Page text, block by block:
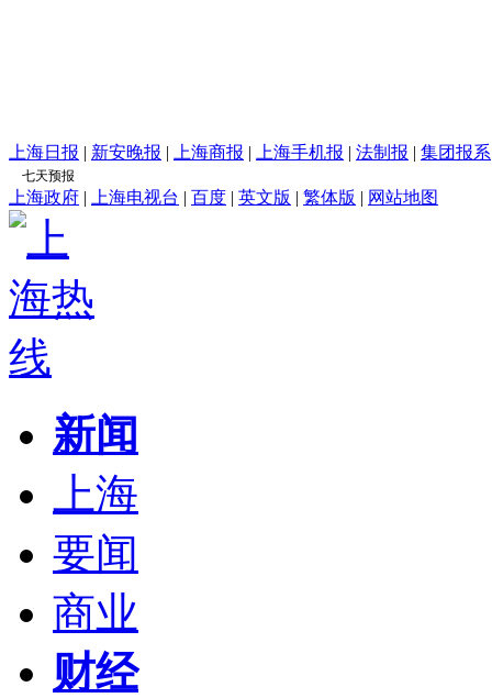
上海日报 | 新安晚报 | 上海商报 | 上海手机报 | 法制报 | 集团报系
上海政府 | 上海电视台 | 百度 | 英文版 | 繁体版 | 网站地图
新闻
上海
要闻
商业
财经